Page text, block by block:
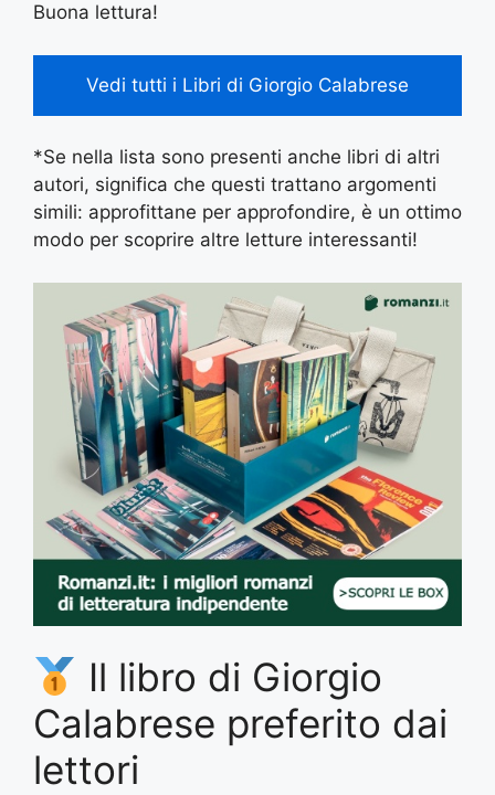
Buona lettura!
Vedi tutti i Libri di Giorgio Calabrese
*Se nella lista sono presenti anche libri di altri
autori, significa che questi trattano argomenti
simili: approfittane per approfondire, è un ottimo
modo per scoprire altre letture interessanti!
Il libro di Giorgio
Calabrese preferito dai
lettori